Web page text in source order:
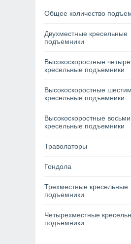
Общее количество
Двухместные кресельные
подъемники
Высокоскоростные
кресельные подъемники
Высокоскоростные
кресельные подъемники
Высокоскоростные
кресельные подъемники
Траволаторы
Гондола
Трехместные кресельные
подъемники
Четырехместные
подъемники